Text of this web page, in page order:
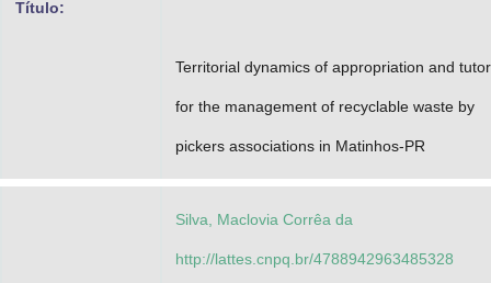
Título:
Territorial dynamics of appropriation and
for the management of recyclable waste by
pickers associations in Matinhos-PR
Silva, Maclovia Corrêa da
http://lattes.cnpq.br/4788942963485328